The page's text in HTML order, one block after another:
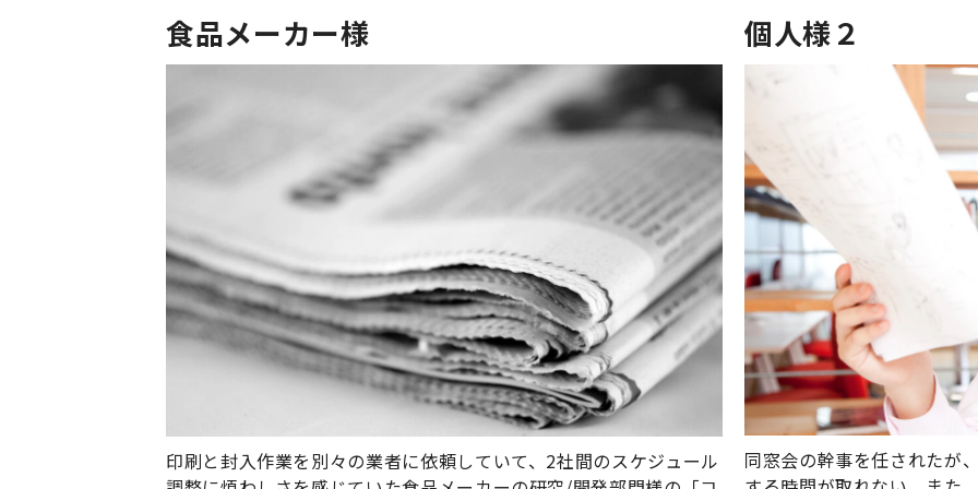
食品メーカー様
印刷と封入作業を別々の業者に依頼していて、2社間のスケジュール
個人様２
同窓会の幹事を任されたが